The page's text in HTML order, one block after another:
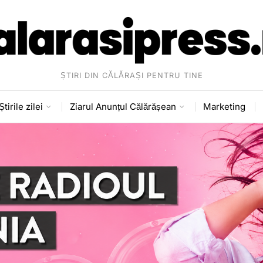
ȘTIRI DIN CĂLĂRAȘI PENTRU TINE
zilei Ziarul Anunțul Călărășean Marketing